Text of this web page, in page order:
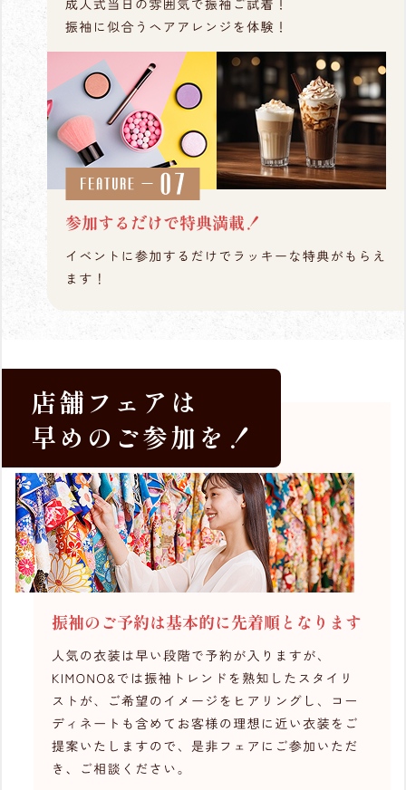
店舗フェアは
早めのご参加を！